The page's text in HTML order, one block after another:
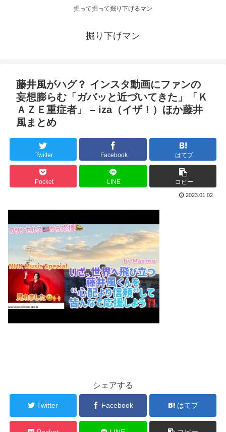
掘って掘って掘り下げるマン
掘り下げマン
藤井風がハグ？ インスタ動画にファンの
妄想膨らむ「ガバッと近づいてきた」「Ｋ
ＡＺＥ重症者」 – iza（イザ！）ほか藤井
風まとめ
Twitter Facebook はてブ
Pocket LINE コピー
2023.01.02
シェアする
Twitter Facebook はてブ